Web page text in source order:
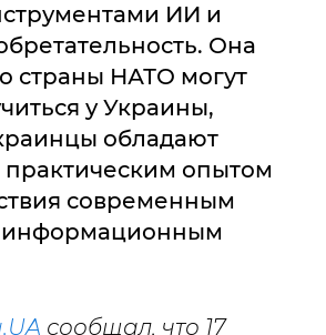
ИИ и
Она
страны НАТО могут
у Украины,
обладают
опытом
современным
информационным
сообщал, что 17